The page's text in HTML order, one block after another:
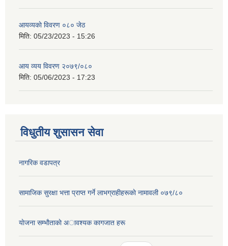
आयव्यकाे विवरण ०८० जेठ
मिति: 05/23/2023 - 15:26
आय व्यय विवरण २०७९/०८०
मिति: 05/06/2023 - 17:23
विधुतीय शुसासन सेवा
नागरिक वडापत्र
सामाजिक सुरक्षा भत्ता प्राप्त गर्ने लाभग्राहीहरूकाे नामावली ०७९/८०
याेजना सम्भाैताकाे अावश्यक कागजात हरू